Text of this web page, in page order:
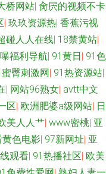
桥网站| 肏屄的视频不卡
| 玖玖资源热| 香蕉污视
碰人人在线| 18禁黄站|
福利导航| 91黄日| 91色
蜜臀刺激网| 91热资源站|
| 网站96熟女| avtt中文
区| 欧洲肥婆a级网站| 日
美人人艹| www密桃| 亚
黄色电影| 97新网址| 亚
观看| 91热播社区| 欧美